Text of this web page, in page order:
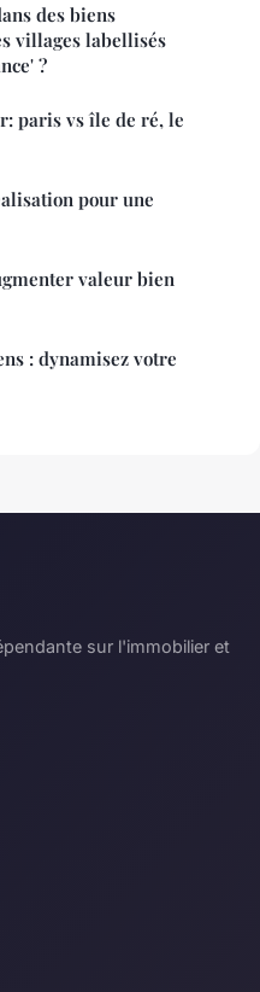
des biens
villages labellisés
?
paris vs île de ré, le
pour une
valeur bien
: dynamisez votre
sur l'immobilier et